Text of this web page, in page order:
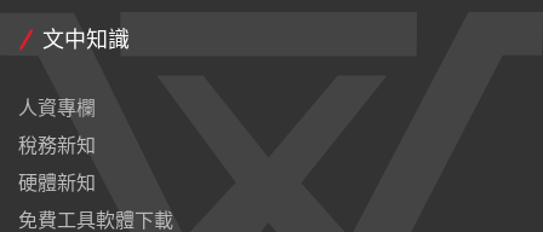
文中知識
人資專欄
稅務新知
硬體新知
免費工具軟體下載